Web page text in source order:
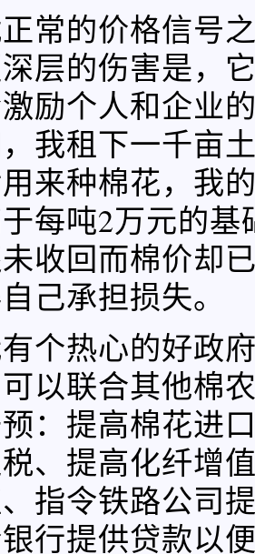
常的价格信号
层的伤害是，
励个人和企业
我租下一千亩
来种棉花，我
每吨2万元的基
收回而棉价却
己承担损失。
个热心的好政
以联合其他棉
：提高棉花进
、提高化纤增
指令铁路公司
行提供贷款以